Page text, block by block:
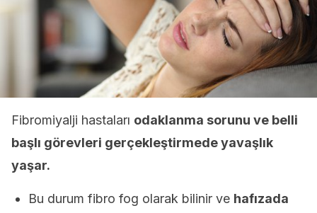
Fibromiyalji hastaları odaklanma sorunu ve belli
başlı görevleri gerçekleştirmede yavaşlık
yaşar.
Bu durum fibro fog olarak bilinir ve hafızada